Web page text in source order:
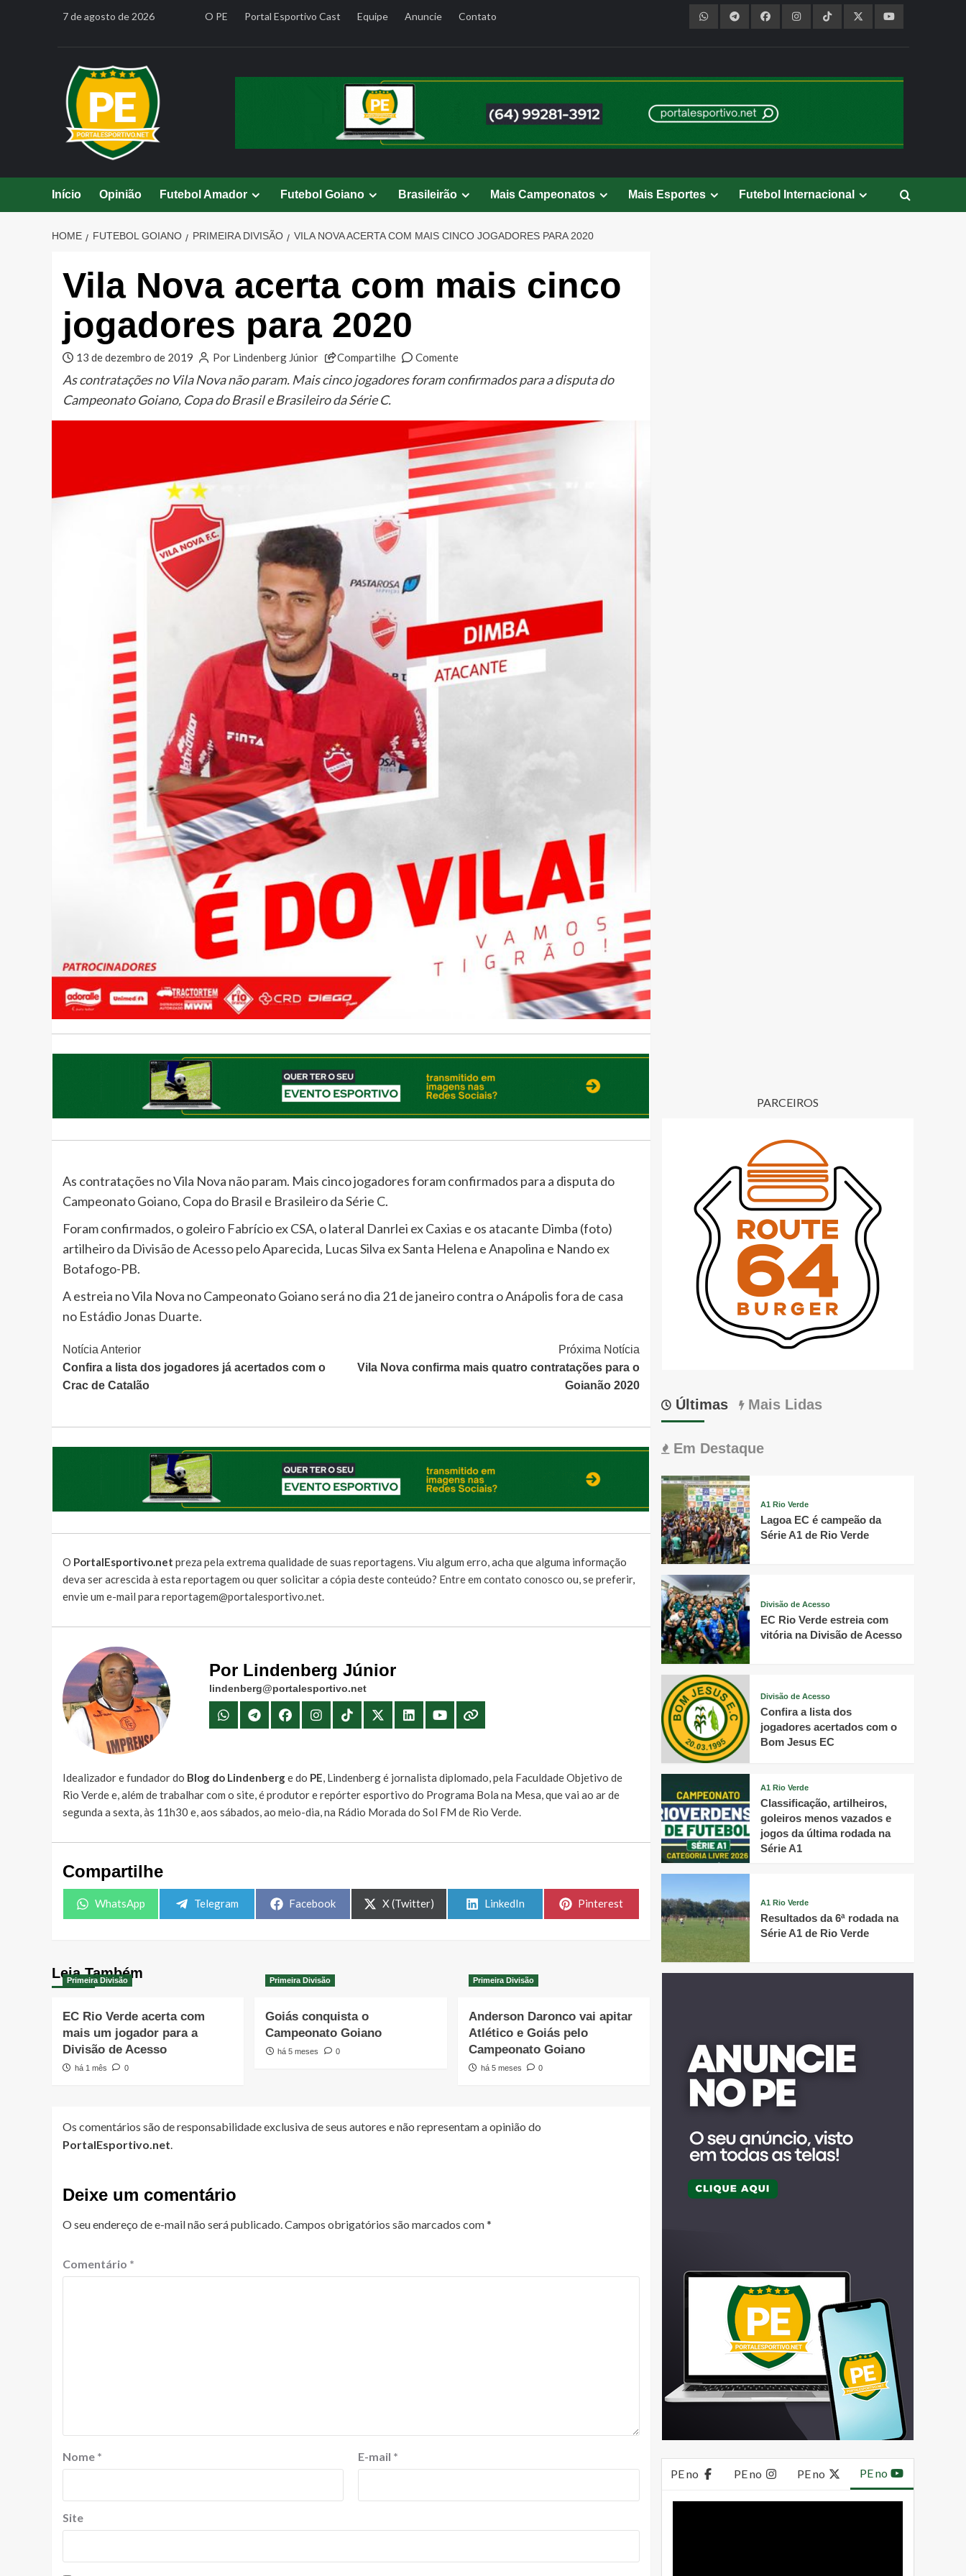
7 de agosto de 2026 O PE Portal Esportivo Cast Equipe Anuncie Contato
Início Opinião Futebol Amador Futebol Goiano Brasileirão Mais Campeonatos Mais Esportes Futebol Internacional
HOME FUTEBOL GOIANO PRIMEIRA DIVISÃO VILA NOVA ACERTA COM MAIS CINCO JOGADORES PARA 2020
Vila Nova acerta com mais cinco
jogadores para 2020
13 de dezembro de 2019 Por Lindenberg Júnior Compartilhe Comente
As contratações no Vila Nova não param. Mais cinco jogadores foram confirmados para a disputa do
Campeonato Goiano, Copa do Brasil e Brasileiro da Série C.
As contratações no Vila Nova não param. Mais cinco jogadores foram confirmados para a disputa do
Campeonato Goiano, Copa do Brasil e Brasileiro da Série C.
Foram confirmados, o goleiro Fabrício ex CSA, o lateral Danrlei ex Caxias e os atacante Dimba (foto)
artilheiro da Divisão de Acesso pelo Aparecida, Lucas Silva ex Santa Helena e Anapolina e Nando ex
Botafogo-PB.
A estreia no Vila Nova no Campeonato Goiano será no dia 21 de janeiro contra o Anápolis fora de casa
no Estádio Jonas Duarte.
Continue
Lendo
Notícia Anterior
Confira a lista dos jogadores já acertados com o
Crac de Catalão
Próxima Notícia
Vila Nova confirma mais quatro contratações para o
Goianão 2020
O PortalEsportivo.net preza pela extrema qualidade de suas reportagens. Viu algum erro, acha que alguma informação
deva ser acrescida à esta reportagem ou quer solicitar a cópia deste conteúdo? Entre em contato conosco ou, se preferir,
envie um e-mail para reportagem@portalesportivo.net.
Por Lindenberg Júnior
lindenberg@portalesportivo.net
Idealizador e fundador do Blog do Lindenberge do PE, Lindenberg é jornalista diplomado, pela Faculdade Objetivo de
Rio Verde e, além de trabalhar com o site, é produtor e repórter esportivo do Programa Bola na Mesa, que vai ao ar de
segunda a sexta, às 11h30 e, aos sábados, ao meio-dia, na Rádio Morada do Sol FM de Rio Verde.
Compartilhe
Share
WhatsApp
Share
Telegram
Share
Facebook
Share
on
X (Twitter)
Share
LinkedIn
Share
Pinterest
Leia Também
Primeira Divisão
EC Rio Verde acerta com
mais um jogador para a
Divisão de Acesso
há 1 mês 0
Primeira Divisão
Goiás conquista o
Campeonato Goiano
há 5 meses 0
Primeira Divisão
Anderson Daronco vai apitar
Atlético e Goiás pelo
Campeonato Goiano
há 5 meses 0
Os comentários são de responsabilidade exclusiva de seus autores e não representam a opinião do
PortalEsportivo.net
Deixe um comentário
O seu endereço de e-mail não será publicado. Campos obrigatórios são marcados com*
Comentário *
Nome * E-mail *
Site
PARCEIROS
Últimas Mais Lidas
Em Destaque
A1 Rio Verde
Lagoa EC é campeão da
Série A1 de Rio Verde
Divisão de Acesso
EC Rio Verde estreia com
vitória na Divisão de Acesso
Divisão de Acesso
Confira a lista dos
jogadores acertados com o
Bom Jesus EC
A1 Rio Verde
Classificação, artilheiros,
goleiros menos vazados e
jogos da última rodada na
Série A1
A1 Rio Verde
Resultados da 6ª rodada na
Série A1 de Rio Verde
PE no PE no PE no PE no